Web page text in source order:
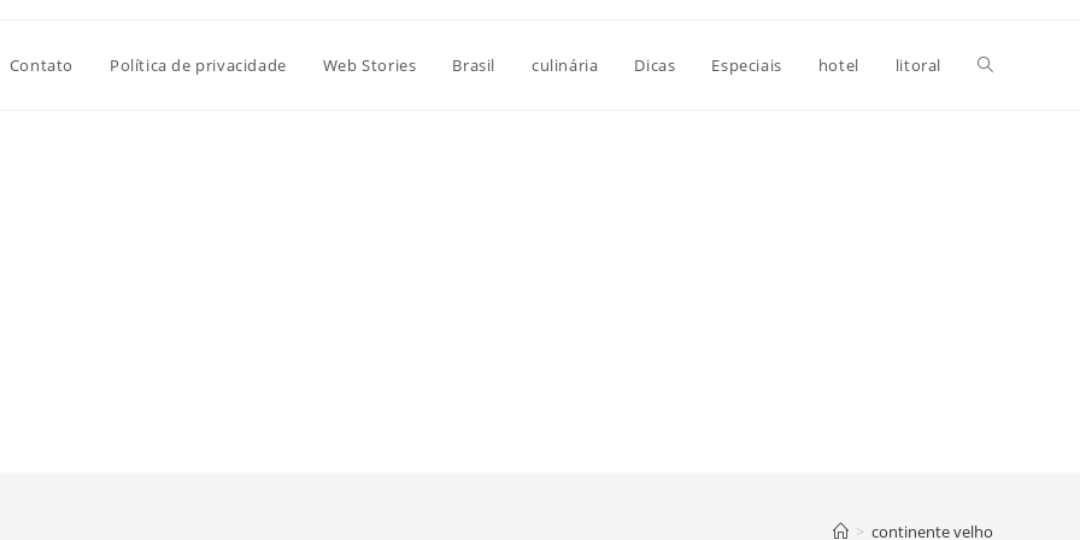
Contato Política de privacidade Web Stories Brasil culinária Dicas Especiais hotel litoral Alternar
> continente velho